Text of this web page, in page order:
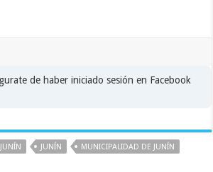
de haber iniciado sesión en Facebook
JUNÍN MUNICIPALIDAD DE JUNÍN